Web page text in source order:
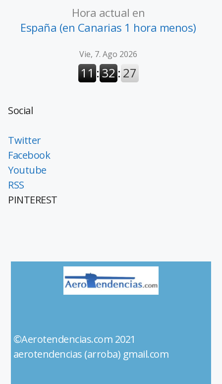
Hora actual en
España (en Canarias 1 hora menos)
Social
Twitter
Facebook
Youtube
RSS
PINTEREST
©Aerotendencias.com 2021
aerotendencias (arroba) gmail.com